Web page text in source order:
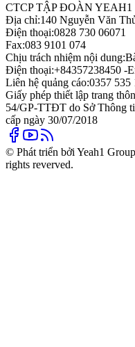
CTCP TẬP ĐOÀN YEAH1
Địa chỉ:140 Nguyễn Văn
Điện thoại:0828 730 06071
Fax:083 9101 074
Chịu trách nhiệm nội dung:
Điện thoại:+84357238450 -
Liên hệ quảng cáo:0357 535
Giấy phép thiết lập trang
54/GP-TTĐT do Sở Thông
cấp ngày 30/07/2018
© Phát triển bởi Yeah1
rights reverved.